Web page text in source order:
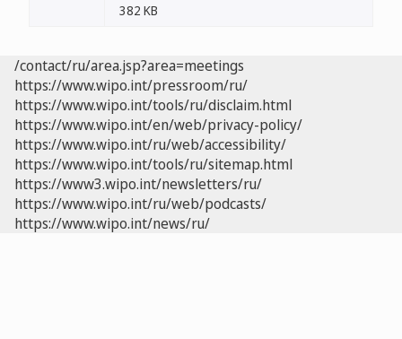
382 KB
/contact/ru/area.jsp?area=meetings
https://www.wipo.int/pressroom/ru/
https://www.wipo.int/tools/ru/disclaim.html
https://www.wipo.int/en/web/privacy-policy/
https://www.wipo.int/ru/web/accessibility/
https://www.wipo.int/tools/ru/sitemap.html
https://www3.wipo.int/newsletters/ru/
https://www.wipo.int/ru/web/podcasts/
https://www.wipo.int/news/ru/